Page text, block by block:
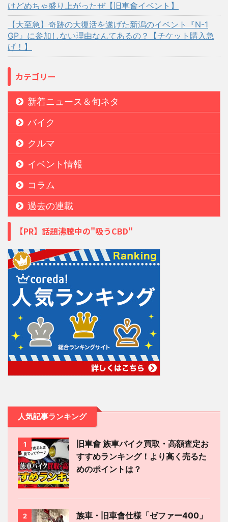
けどめちゃ盛り上がったぜ【旧車會イベント】
【大至急】奇跡の大復活を遂げた新潟のイベント『N-1
GP』に参加しない理由なんてあるの？【チケット購入急
げ！】
カテゴリー
新着ニュース＆旬ネタ
バイク
クルマ
イベント情報
コラム
過去の連載
【PR】話題沸騰中の"吸うCBD"
人気記事ランキング
1
旧車會 族車バイク買取・高額査定お
すすめランキング！より高く売るた
めのポイントは？
2
族車・旧車會仕様「ゼファー400」